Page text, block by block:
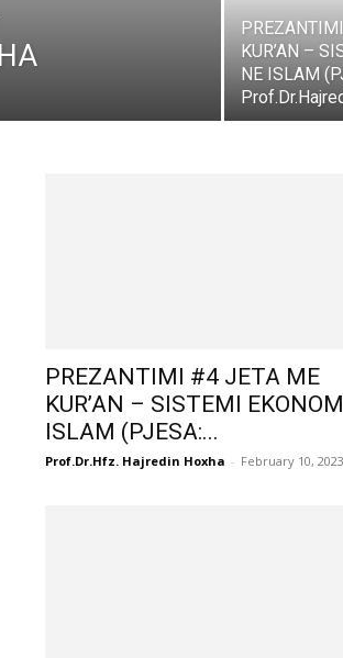
KUR’AN –
NE ISLAM
PREZANTIMI #4 JETA ME
KUR’AN – SISTEMI
ISLAM (PJESA:...
Prof.Dr.Hfz. Hajredin Hoxha - February 10, 2023